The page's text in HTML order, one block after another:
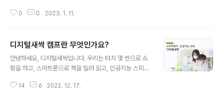
의 공동학습이 가능합니다. 셋째, 실습으로 직접 코딩해볼
를 사용하는 능력을 넘어서 온라인상의 정보를 올바르게
활용하는데 익숙하기 때문에 빅 데이터를 공부하고 소프트
웨어나 인공지능 분야와 친숙해질 수 있다면 산업의 미래
를 이끌어가는 인재로 자리매김하는 데 도움이 될 것입니
는 무엇일까요? #먼 미래가 아닌, 지금 당장 디지털 역량을
0 0 2023. 1. 11.
디지털새싹 캠프란 무엇인가요?
안녕하세요, 디지털새싹입니다. 우리는 터치 몇 번으로 쇼
핑을 하고, 스마트폰으로 책을 빌려 읽고, 인공지능 스피커
니다. 그만큼 디지털의 기술의 발전은 우리에게 새로운 일
14 6 2022. 12. 17.